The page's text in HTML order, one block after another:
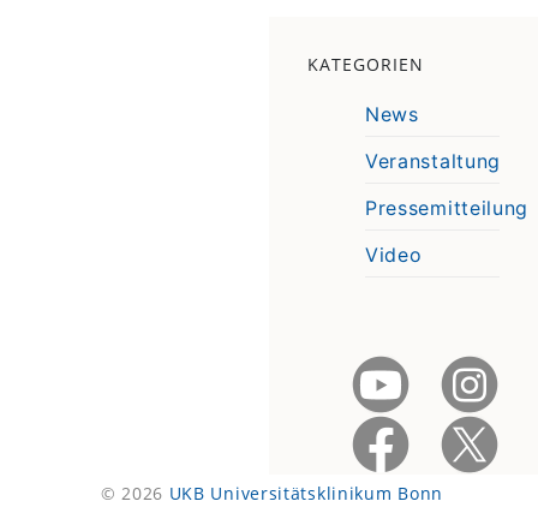
KATEGORIEN
News
Veranstaltung
Pressemitteilung
Video
© 2026 UKB Universitätsklinikum Bonn